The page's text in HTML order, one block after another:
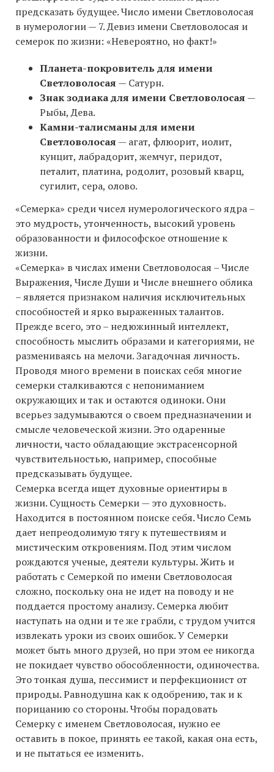
предсказать будущее. Число имени Светловолосая
в нумерологии — 7. Девиз имени Светловолосая и
семерок по жизни: «Невероятно, но факт!»
Планета-покровитель для имени
Светловолосая — Сатурн.
Знак зодиака для имени Светловолосая —
Рыбы, Дева.
Камни-талисманы для имени
Светловолосая — агат, флюорит, иолит,
кунцит, лабрадорит, жемчуг, перидот,
петалит, платина, родолит, розовый кварц,
сугилит, сера, олово.
«Семерка» среди чисел нумерологического ядра –
это мудрость, утонченность, высокий уровень
образованности и философское отношение к
жизни.
«Семерка» в числах имени Светловолосая – Числе
Выражения, Числе Души и Числе внешнего облика
– является признаком наличия исключительных
способностей и ярко выраженных талантов.
Прежде всего, это – недюжинный интеллект,
способность мыслить образами и категориями, не
размениваясь на мелочи. Загадочная личность.
Проводя много времени в поисках себя многие
семерки сталкиваются с непониманием
окружающих и так и остаются одиноки. Они
всерьез задумываются о своем предназначении и
смысле человеческой жизни. Это одаренные
личности, часто обладающие экстрасенсорной
чувствительностью, например, способные
предсказывать будущее.
Семерка всегда ищет духовные ориентиры в
жизни. Сущность Семерки — это духовность.
Находится в постоянном поиске себя. Число Семь
дает непреодолимую тягу к путешествиям и
мистическим откровениям. Под этим числом
рождаются ученые, деятели культуры. Жить и
работать с Семеркой по имени Светловолосая
сложно, поскольку она не идет на поводу и не
поддается простому анализу. Семерка любит
наступать на одни и те же грабли, с трудом учится
извлекать уроки из своих ошибок. У Семерки
может быть много друзей, но при этом ее никогда
не покидает чувство обособленности, одиночества.
Это тонкая душа, пессимист и перфекционист от
природы. Равнодушна как к одобрению, так и к
порицанию со стороны. Чтобы порадовать
Семерку с именем Светловолосая, нужно ее
оставить в покое, принять ее такой, какая она есть,
и не пытаться ее изменить.